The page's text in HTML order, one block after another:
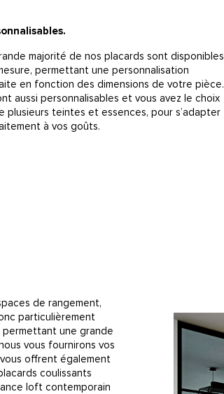
majorité de nos placards sont disponibles
permettant une personnalisation
en fonction des dimensions de votre pièce.
aussi personnalisables et vous avez le choix
plusieurs teintes et essences, pour s’adapter
à vos goûts.
de rangement,
particulièrement
permettant une grande
vous fournirons vos
offrent également
coulissants
loft contemporain